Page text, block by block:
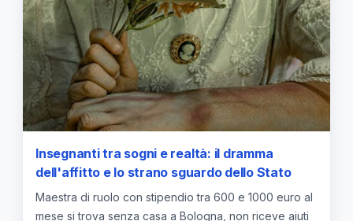
Insegnanti tra sogni e realtà: il dramma
dell'affitto e lo strano sguardo dello Stato
Maestra di ruolo con stipendio tra 600 e 1000 euro al
mese si trova senza casa a Bologna, non riceve aiuti